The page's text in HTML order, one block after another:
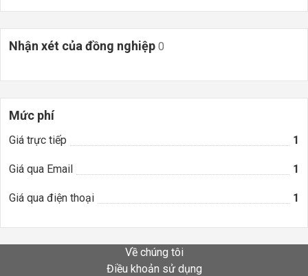
Nhận xét của đồng nghiệp 0
Mức phí
Giá trực tiếp 1
Giá qua Email 1
Giá qua điện thoại 1
Về chúng tôi
Điều khoản sử dụng